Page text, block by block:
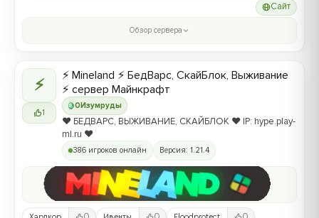
Сайт
Обзор сервера
⚡
1
0 Изумруды
⚡ Mineland ⚡ БедВарс, СкайБлок, Выживание
⚡ сервер Майнкрафт
❤️ БЕДВАРС, ВЫЖИВАНИЕ, СКАЙБЛОК ❤️ IP: hype.play-
ml.ru ❤️
386 игроков онлайн Версия: 1.21.4